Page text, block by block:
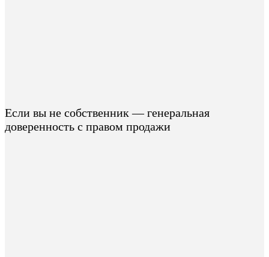
Если вы не собственник — генеральная
доверенность с правом продажи